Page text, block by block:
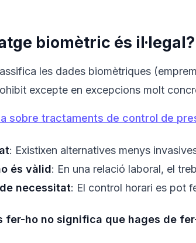
biomètric és il·legal?
les dades biomètriques
excepte en excepcions molt
sobre tractaments de control de
: Existixen alternatives menys
és vàlid: En una relació laboral, el
necessitat: El control horari es pot
fer-ho no significa que hages de